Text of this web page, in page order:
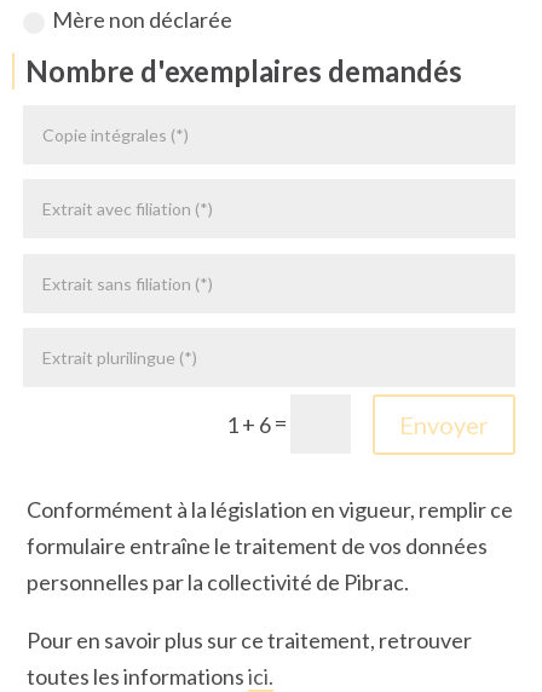
Mère non déclarée
Nombre d'exemplaires demandés
1 + 6= Envoyer
Conformément à la législation en vigueur, remplir ce
formulaire entraîne le traitement de vos données
personnelles par la collectivité de Pibrac.
Pour en savoir plus sur ce traitement, retrouver
toutes les informationsici.